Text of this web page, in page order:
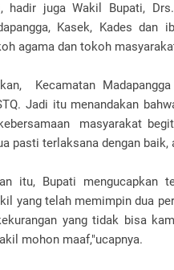
hadir juga Wakil Bupati,
Kasek, Kades
agama dan tokoh
Kecamatan
Jadi itu menandakan
masyarakat
pasti terlaksana dengan baik,
itu, Bupati
yang telah memimpin dua
yang tidak bisa
mohon maaf,"ucapnya.